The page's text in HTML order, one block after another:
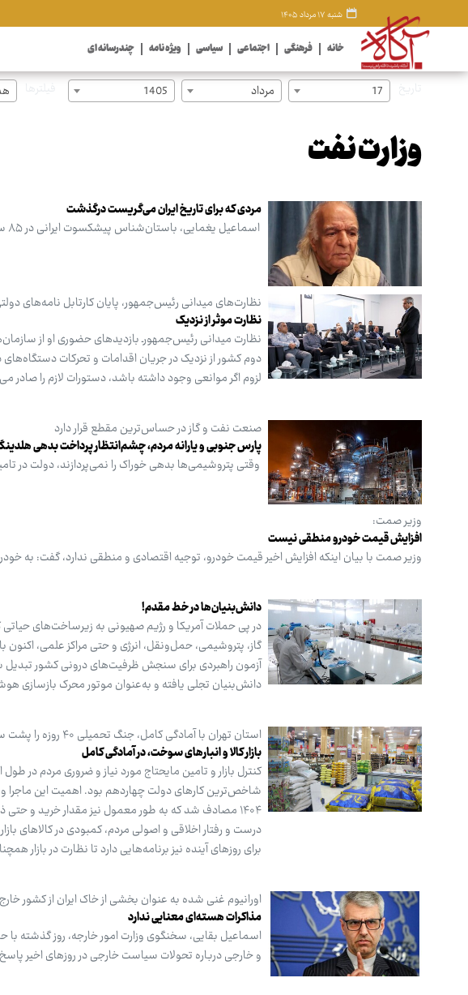
شنبه ۱۷ مرداد ۱۴۰۵
خانه فرهنگی اجتماعی سیاسی ویژه نامه چندرسانه ای
17 مرداد 1405
وزارت نفت
مردی که برای تاریخ ایران می‌گریست درگذشت
اسماعیل یغمایی، باستان‌شناس پیشکسوت ایرانی در ۸۵ سالگی درگذشت.
نظارت‌های میدانی رئیس‌جمهور، پایان کارتابل نامه‌های
نظارت موثر از نزدیک
نظارت میدانی رئیس‌جمهورـ بازدیدهای حضوری او از
دوم کشور از نزدیک در جریان اقدامات و تحرکات
لزوم اگر موانعی وجود داشته باشد، دستورات لازم را صادر
صنعت نفت و گاز در حساس‌ترین مقطع قرار دارد
پارس جنوبی و یارانه مردم، چشم‌انتظار پرداخت بدهی
وقتی پتروشیمی‌ها بدهی خوراک را نمی‌پردازند، دولت در
وزیر صمت:
افزایش قیمت خودرو منطقی نیست
وزیر صمت با بیان اینکه افزایش اخیر قیمت خودرو، توجیه اقتصادی و منطقی ندارد، گفت: به
دانش‌بنیان‌ها در خط مقدم!
در پی حملات آمریکا و رژیم صهیونی به زیرساخت‌های
گاز، پتروشیمی، حمل‌ونقل، انرژی و حتی مراکز علمی،
آزمون راهبردی برای سنجش ظرفیت‌های درونی کشور
دانش‌بنیان تجلی یافته و به‌عنوان موتور محرک بازسازی
استان تهران با آمادگی کامل، جنگ تحمیلی ۴۰ روزه را پشت سر گذاشت
بازار کالا و انبارهای سوخت، در آمادگی کامل
کنترل بازار و تامین مایحتاج مورد نیاز و ضروری مردم در
شاخص‌ترین کارهای دولت چهاردهم بود. اهمیت این ماجرا
۱۴۰۴ مصادف شد که به طور معمول نیز مقدار خرید و
درست و رفتار اخلاقی و اصولی مردم، کمبودی در کالاهای
برای روزهای آینده نیز برنامه‌هایی دارد تا نظارت در بازار
اورانیوم غنی شده به عنوان بخشی از خاک ایران از کشور
مذاکرات هسته‌ای معنایی ندارد
اسماعیل بقایی، سخنگوی وزارت امور خارجه، روز گذشته
و خارجی درباره تحولات سیاست خارجی در روزهای اخیر